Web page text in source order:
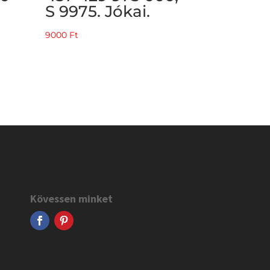
S 9975. Jókai.
9000 Ft
Kövessen minket